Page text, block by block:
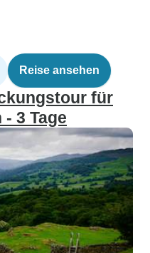
Reise ansehen
für
3 Tage